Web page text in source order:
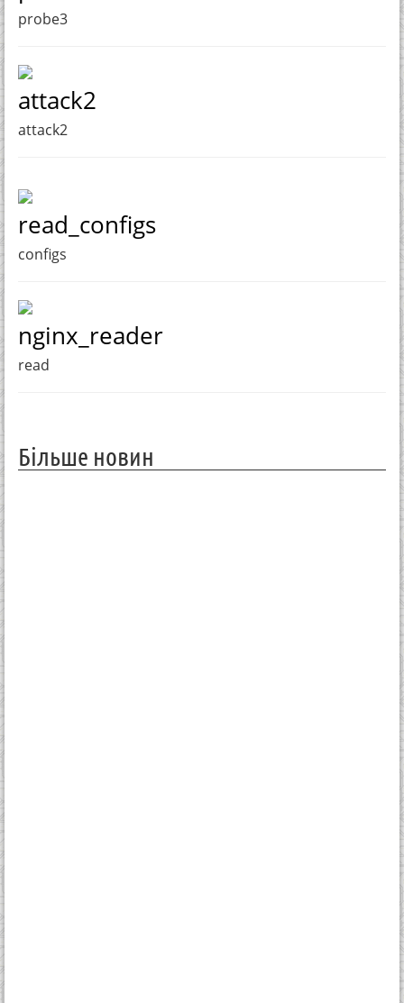
probe3
attack2
attack2
read_configs
configs
nginx_reader
read
Більше новин